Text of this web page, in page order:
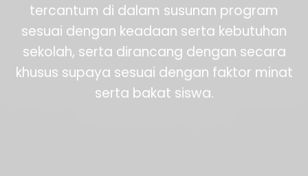
tercantum di dalam susunan program
sesuai dengan keadaan serta kebutuhan
sekolah, serta dirancang dengan secara
khusus supaya sesuai dengan faktor minat
serta bakat siswa.